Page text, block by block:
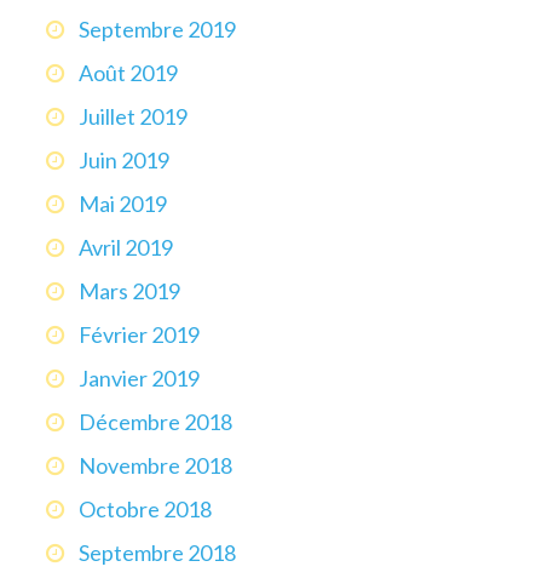
Septembre 2019
Août 2019
Juillet 2019
Juin 2019
Mai 2019
Avril 2019
Mars 2019
Février 2019
Janvier 2019
Décembre 2018
Novembre 2018
Octobre 2018
Septembre 2018